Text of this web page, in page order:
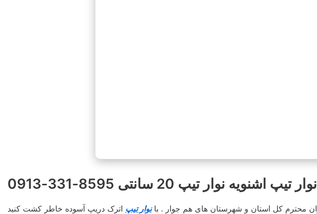
نوار تیپ اشنویه نوار تیپ 20 سانتی 8595-331-0913
نوار تیپ